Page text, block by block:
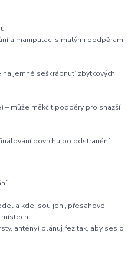
a manipulaci s malými podpěrami
jemné seškrábnutí zbytkových
– může měkčit podpěry pro snazší
povrchu po odstranění
a kde jsou jen „přesahové"
antény) plánuj řez tak, aby ses o